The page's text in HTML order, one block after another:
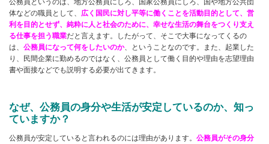
公務員というのは、地方公務員にしろ、国家公務員にしろ、国や地方公共団
体などの職員として、 広く国民に対し平等に働くことを活動目的として、営
利を目的とせず、純粋に人と社会のために、幸せな生活の舞台をつくり支え
る仕事を担う職業だと言えます。したがって、そこで大事になってくるの
は、 公務員になって何をしたいのか、ということなのです。また、起業した
り、民間企業に勤めるのではなく、公務員として働く目的や理由を志望理由
書や面接などでも説明する必要が出てきます。
なぜ、公務員の身分や生活が安定しているのか、知っ
ていますか？
公務員が安定していると言われるのには理由があります。 公務員がその身分